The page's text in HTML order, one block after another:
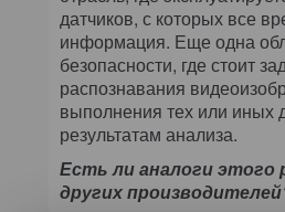
датчиков, с которых все
информация. Еще одна
безопасности, где стоит
распознавания
выполнения тех или иных
результатам анализа.
Есть ли аналоги этого
других